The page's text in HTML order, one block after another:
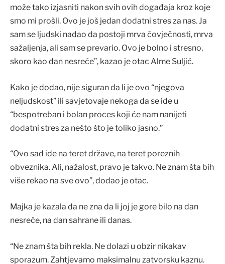
može tako izjasniti nakon svih ovih događaja kroz koje
smo mi prošli. Ovo je još jedan dodatni stres za nas. Ja
sam se ljudski nadao da postoji mrva čovječnosti, mrva
sažaljenja, ali sam se prevario. Ovo je bolno i stresno,
skoro kao dan nesreće”, kazao je otac Alme Suljić.
Kako je dodao, nije siguran da li je ovo “njegova
neljudskost” ili savjetovaje nekoga da se ide u
“bespotreban i bolan proces koji će nam nanijeti
dodatni stres za nešto što je toliko jasno.”
“Ovo sad ide na teret države, na teret poreznih
obveznika. Ali, nažalost, pravo je takvo. Ne znam šta bih
više rekao na sve ovo”, dodao je otac.
Majka je kazala da ne zna da li joj je gore bilo na dan
nesreće, na dan sahrane ili danas.
“Ne znam šta bih rekla. Ne dolazi u obzir nikakav
sporazum. Zahtjevamo maksimalnu zatvorsku kaznu.